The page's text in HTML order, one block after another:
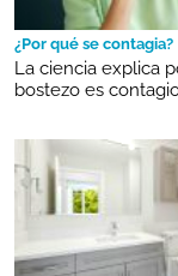
¿Por qué se contagia?
La ciencia explica
bostezo es